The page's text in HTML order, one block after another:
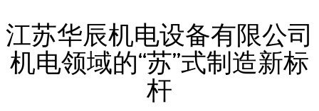
江苏华辰机电设备有限公司
机电领域的“苏”式制造新标
杆